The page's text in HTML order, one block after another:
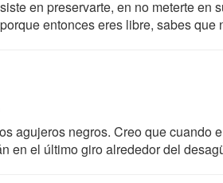
en preservarte, en no meterte
entonces eres libre, sabes que
agujeros negros. Creo que cuando
en el último giro alrededor del